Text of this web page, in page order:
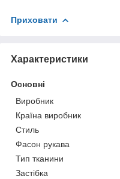
Приховати
Характеристики
Основні
Виробник
Країна виробник
Стиль
Фасон рукава
Тип тканини
Застібка